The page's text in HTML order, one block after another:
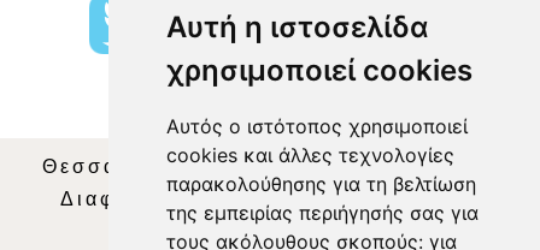
Αυτή η ιστοσελίδα
χρησιμοποιεί cookies
Αυτός ο ιστότοπος χρησιμοποιεί
cookies και άλλες τεχνολογίες
παρακολούθησης για τη βελτίωση
της εμπειρίας περιήγησής σας για
τους ακόλουθους σκοπούς: για
Θεσσαλία Τηλεόραση|SNG Services
Διαφήμιση | Όροι Χρήσης |Δήλωση
Απορρήτου |
Περιεχόμενο